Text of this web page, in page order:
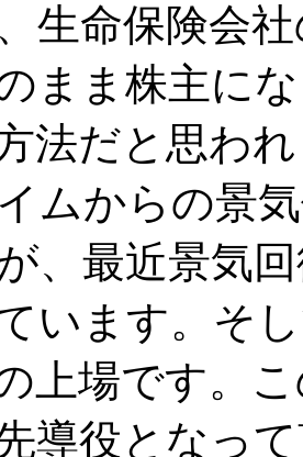
生命保険会
まま株主に
法だと思わ
ムからの景
、最近景気
います。そ
上場です。
導役となっ